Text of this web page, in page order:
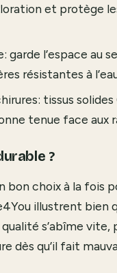
et protège
l’espace au
résistantes à
tissus
tenue face aux
?
bon choix à la fois
illustrent bien
s’abîme
dès qu’il fait